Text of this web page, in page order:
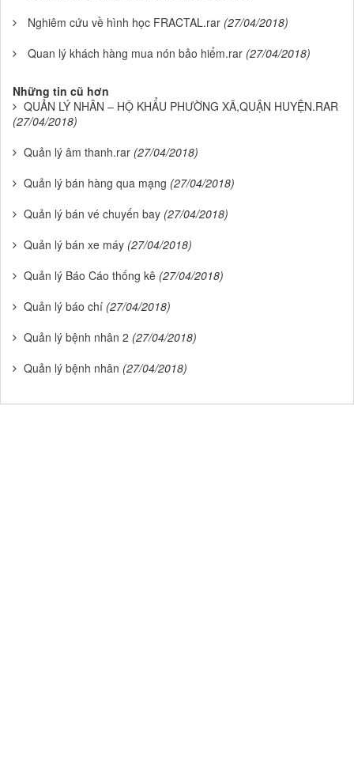
Nghiêm cứu về hình học FRACTAL.rar (27/04/2018)
Quan lý khách hàng mua nón bảo hiểm.rar (27/04/2018)
Những tin cũ hơn
QUẢN LÝ NHÂN – HỘ KHẨU PHƯỜNG XÃ,QUẬN HUYỆN.RAR
(27/04/2018)
Quản lý âm thanh.rar (27/04/2018)
Quản lý bán hàng qua mạng (27/04/2018)
Quản lý bán vé chuyến bay (27/04/2018)
Quản lý bán xe máy (27/04/2018)
Quản lý Báo Cáo thống kê (27/04/2018)
Quản lý báo chí (27/04/2018)
Quản lý bệnh nhân 2 (27/04/2018)
Quản lý bệnh nhân (27/04/2018)